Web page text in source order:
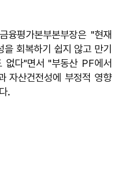
융평가본부본부장은 "현재
회복하기 쉽지 않고 만기
없다"면서 "부동산 PF에서
자산건전성에 부정적 영향
.